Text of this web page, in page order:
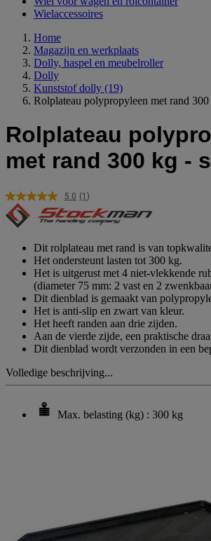
Wielaccessoires
Home
Magazijn en werkplaats
Dolly, haspel en meubelroller
Dolly
Kunststof dolly (19)
Rolplateau polypropyleen met rand
Rolplateau
met rand 300 kg -
5.0 Lees
1
beoordeling.
paginalink.
(1)
Dit rolplateau met rand is van
Het ondersteunt lasten tot 300 kg.
Het is uitgerust met 4 niet-vlekkende
(diameter 75 mm: 2 vast en 2
Dit dienblad is gemaakt van
Het is anti-slip en zwart van kleur.
Het heeft randen aan drie zijden.
Aan de vierde zijde, een praktische
Dit dienblad wordt verzonden in een
Volledige beschrijving...
Max. belasting (kg) : 300 kg